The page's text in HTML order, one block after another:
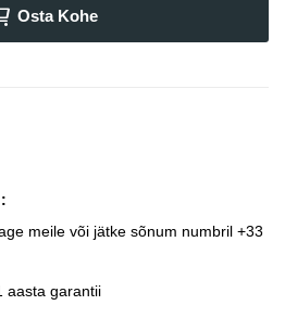
Osta Kohe
meile või jätke sõnum numbril +33
aasta garantii